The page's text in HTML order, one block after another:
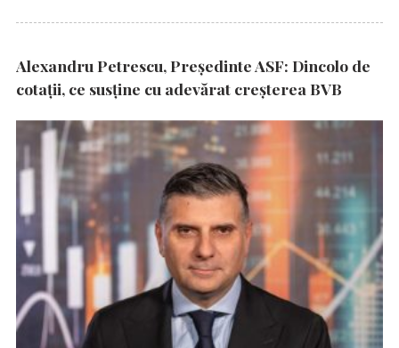
Alexandru Petrescu, Președinte ASF: Dincolo de
cotații, ce susține cu adevărat creșterea BVB